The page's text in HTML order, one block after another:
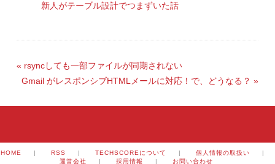
新人がテーブル設計でつまずいた話
« rsyncしても一部ファイルが同期されない
Gmail がレスポンシブHTMLメールに対応！で、どうなる？»
HOME | RSS | TECHSCOREについて | 個人情報の取扱い |
運営会社 | 採用情報 | お問い合わせ